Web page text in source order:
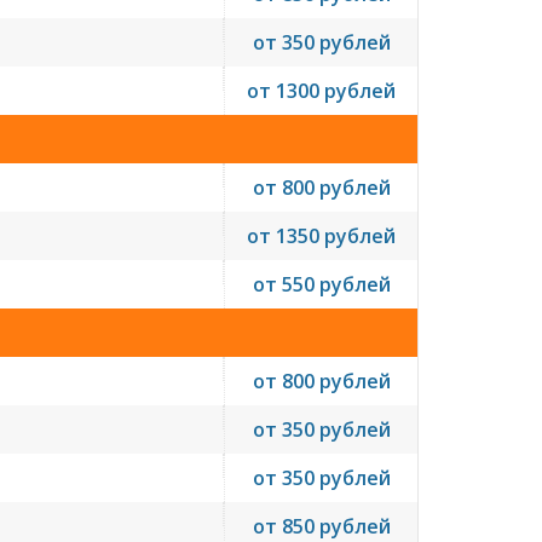
от 350 рублей
от 1300 рублей
от 800 рублей
от 1350 рублей
от 550 рублей
от 800 рублей
от 350 рублей
от 350 рублей
от 850 рублей